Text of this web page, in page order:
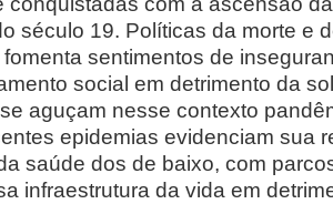
século 19. Políticas da morte e
sentimentos de
social em detrimento da
aguçam nesse contexto
epidemias evidenciam sua
saúde dos de baixo, com
infraestrutura da vida em